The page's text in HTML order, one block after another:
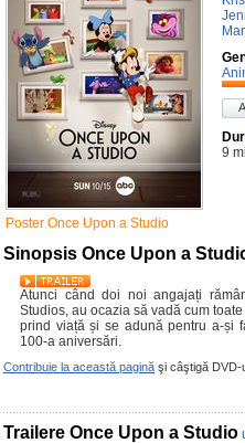
Poster Once Upon a Studio
9
Sinopsis Once Upon a
Atunci când doi noi angajați
Studios, au ocazia să vadă cum
prind viață și se adună pentru a-și
100-a aniversări.
Contribuie la această pagină şi câştigă DVD-
Trailere Once Upon a Studio